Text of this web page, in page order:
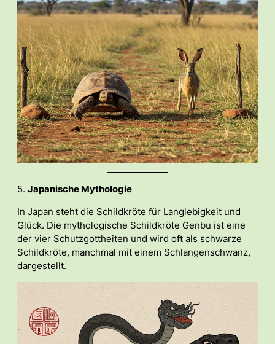
5. Japanische Mythologie
In Japan steht die Schildkröte für Langlebigkeit und
Glück. Die mythologische Schildkröte Genbu ist eine
der vier Schutzgottheiten und wird oft als schwarze
Schildkröte, manchmal mit einem Schlangenschwanz,
dargestellt.